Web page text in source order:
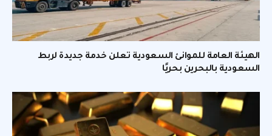
الهيئة العامة للموانئ السعودية تعلن خدمة جديدة لربط
السعودية بالبحرين بحريًا